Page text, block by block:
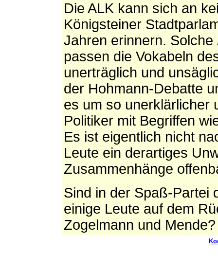
Die ALK kann sich an
Königsteiner
Jahren erinnern.
passen die Vokabeln
unerträglich und
der Hohmann-Debatte
es um so unerklärlicher
Politiker mit Begriffen
Es ist eigentlich nicht
Leute ein derartiges
Zusammenhänge
Sind in der Spaß-Partei
einige Leute auf dem
Zogelmann und Mende?